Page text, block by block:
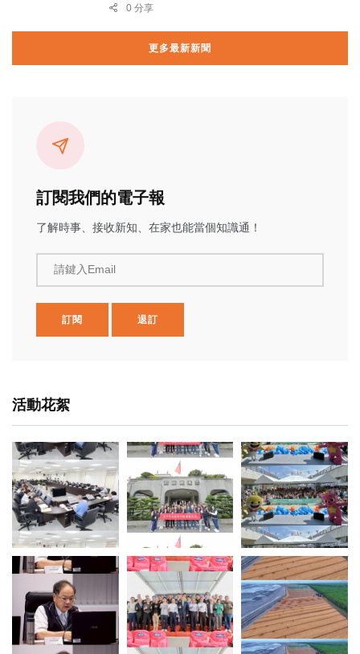
0 分享
更多最新新聞
訂閱我們的電子報
了解時事、接收新知、在家也能當個知識通！
請鍵入Email
訂閱 退訂
活動花絮